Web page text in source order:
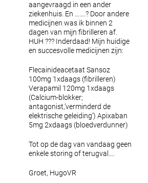
aangevraagd in een ander
ziekenhuis. En …….? Door andere
medicijnen was ik binnen 2
dagen van mijn fibrilleren af.
HUH ??? Inderdaad! Mijn huidige
en succesvolle medicijnen zijn:
Flecainideacetaat Sansoz
100mg 1xdaags (fibrilleren)
Verapamil 120mg 1xdaags
(Calcium-blokker;
antagonist,’verminderd de
elektrische geleiding’) Apixaban
5mg 2xdaags (bloedverdunner)
Tot op de dag van vandaag geen
enkele storing of terugval….
Groet, HugoVR